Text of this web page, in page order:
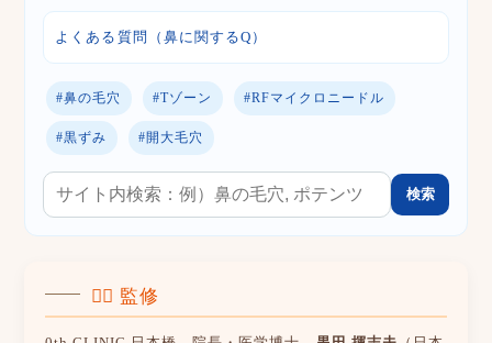
よくある質問（鼻に関するQ）
#鼻の毛穴 #Tゾーン #RFマイクロニードル
#黒ずみ #開大毛穴
検索
👨‍⚕️ 監修